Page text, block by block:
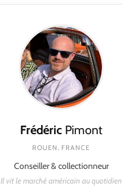
FrédéricPimont
ROUEN, FRANCE
Conseiller & collectionneur
Il vit le marché américain au quotidien